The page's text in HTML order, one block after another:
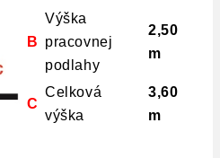
B
Výška
pracovnej
podlahy
2,50
m
C
Celková
výška
3,60
m